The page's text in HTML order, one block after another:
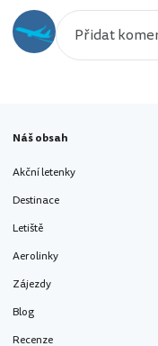
Náš obsah
Akční letenky
Destinace
Letiště
Aerolinky
Zájezdy
Blog
Recenze